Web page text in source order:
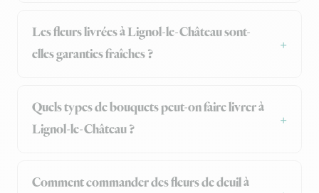
Les fleurs livrées à Lignol-le-Château sont-
elles garanties fraîches ?
Quels types de bouquets peut-on faire livrer à
Lignol-le-Château ?
Comment commander des fleurs de deuil à